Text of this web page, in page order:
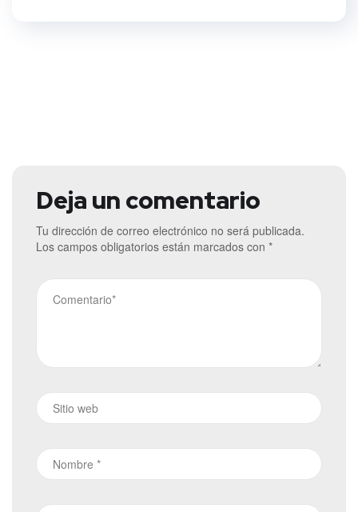
Deja un comentario
Tu dirección de correo electrónico no será publicada.
Los campos obligatorios están marcados con *